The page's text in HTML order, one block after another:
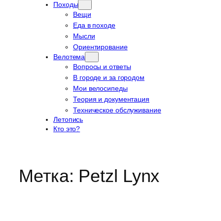
Походы
Вещи
Еда в походе
Мысли
Ориентирование
Велотема
Вопросы и ответы
В городе и за городом
Мои велосипеды
Теория и документация
Техническое обслуживание
Летопись
Кто это?
Метка: Petzl Lynx